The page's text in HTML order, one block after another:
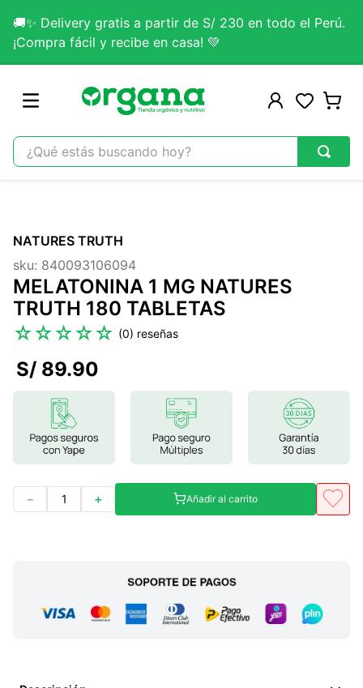
🚚✨ Delivery gratis a partir de S/ 230 en todo el Perú.
¡Compra fácil y recibe en casa! 💚
¿Qué estás buscando hoy?
2.
citrato magnesio
3.
colageno
4.
kefir
5 .
lab nutrition
magnesio
9.
melena leon
NATURES TRUTH
sku: 840093106094
MELATONINA 1 MG NATURES
TRUTH 180 TABLETAS
☆☆☆☆☆ (0)
S/ 89.90
＋
－ Añadir al carrito